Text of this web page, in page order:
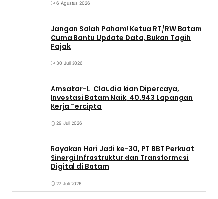
6 Agustus 2026
Jangan Salah Paham! Ketua RT/RW Batam
Cuma Bantu Update Data, Bukan Tagih
Pajak
30 Juli 2026
Amsakar-Li Claudia kian Dipercaya,
Investasi Batam Naik, 40.943 Lapangan
Kerja Tercipta
29 Juli 2026
Rayakan Hari Jadi ke-30, PT BBT Perkuat
Sinergi Infrastruktur dan Transformasi
Digital di Batam
27 Juli 2026